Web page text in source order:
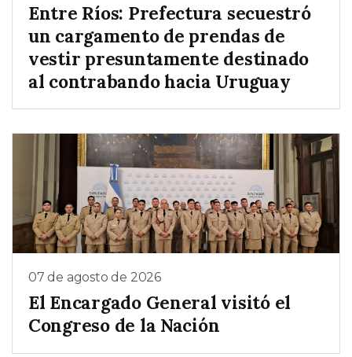
Entre Ríos: Prefectura secuestró
un cargamento de prendas de
vestir presuntamente destinado
al contrabando hacia Uruguay
07 de agosto de 2026
El Encargado General visitó el
Congreso de la Nación